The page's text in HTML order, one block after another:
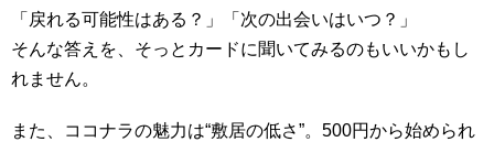
「戻れる可能性はある？」「次の出会いはいつ？」
そんな答えを、そっとカードに聞いてみるのもいいかもし
れません。
また、ココナラの魅力は“敷居の低さ”。500円から始められ